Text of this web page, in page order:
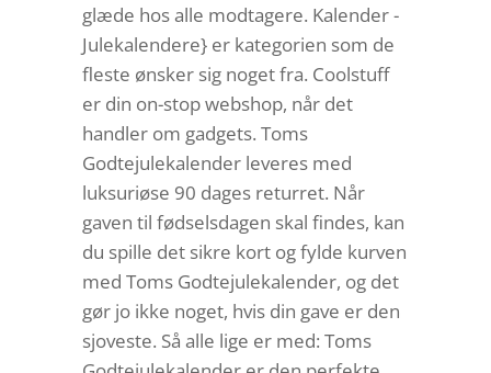
glæde hos alle modtagere. Kalender -
Julekalendere} er kategorien som de
fleste ønsker sig noget fra. Coolstuff
er din on-stop webshop, når det
handler om gadgets. Toms
Godtejulekalender leveres med
luksuriøse 90 dages returret. Når
gaven til fødselsdagen skal findes, kan
du spille det sikre kort og fylde kurven
med Toms Godtejulekalender, og det
gør jo ikke noget, hvis din gave er den
sjoveste. Så alle lige er med: Toms